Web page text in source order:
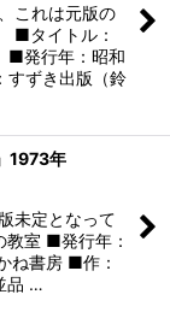
これは元版の
■タイトル：
■発行年：昭和
ずき出版（鈴
1973年
未定となって
室 ■発行年：
ね書房 ■作：
品 …